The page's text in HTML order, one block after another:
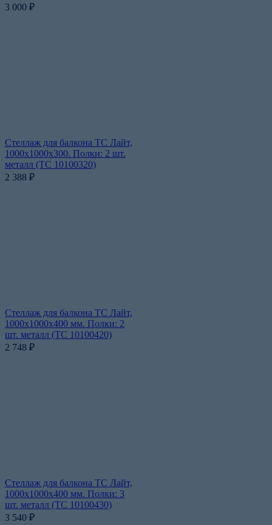
3 000 ₽
Стеллаж для балкона ТС Лайт,
1000x1000x300. Полки: 2 шт.
металл (ТС 10100320)
2 388 ₽
Стеллаж для балкона ТС Лайт,
1000x1000x400 мм. Полки: 2
шт. металл (ТС 10100420)
2 748 ₽
Стеллаж для балкона ТС Лайт,
1000x1000x400 мм. Полки: 3
шт. металл (ТС 10100430)
3 540 ₽